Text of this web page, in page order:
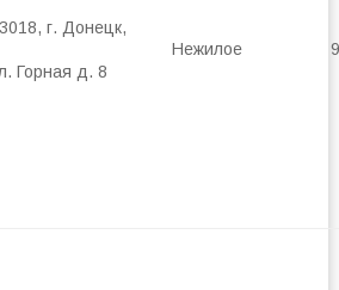
г. Донецк,
Горная д. 8
Нежилое